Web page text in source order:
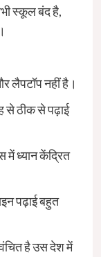
स्कूल बंद है,
लैपटॉप नहीं है।
से ठीक से पढ़ाई
ध्यान केंद्रित
पढ़ाई बहुत
है उस देश में